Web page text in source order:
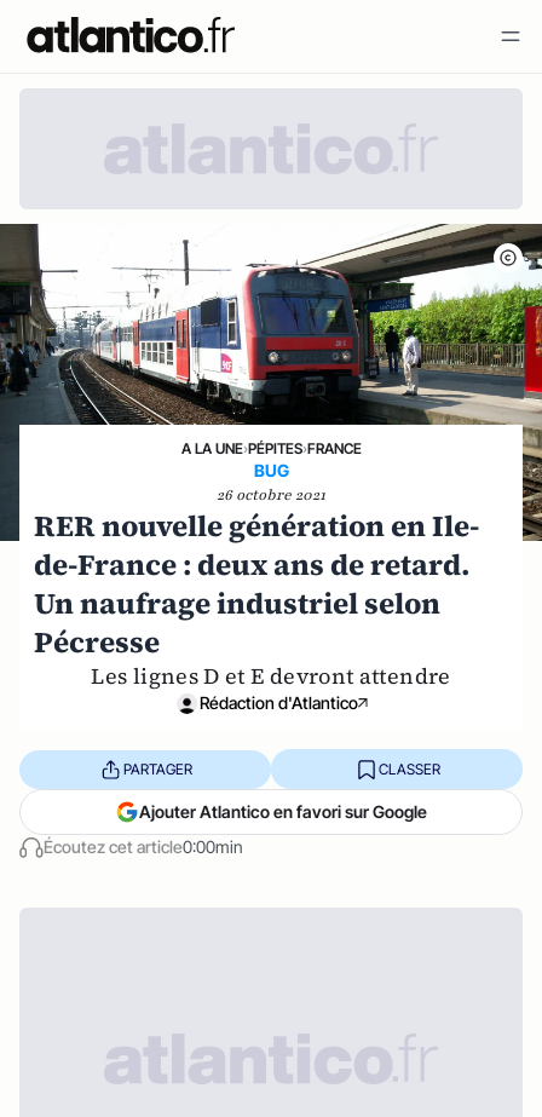
A LA UNE›PÉPITES›FRANCE
BUG
26 octobre 2021
RER nouvelle génération en Ile-
de-France : deux ans de retard.
Un naufrage industriel selon
Pécresse
Les lignes D et E devront attendre
Rédaction d'Atlantico
Écoutez cet article0:00min
PARTAGER CLASSER
Ajouter Atlantico en favori sur Google